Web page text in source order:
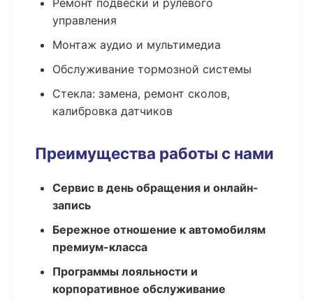
Ремонт подвески и рулевого
управления
Монтаж аудио и мультимедиа
Обслуживание тормозной системы
Стекла: замена, ремонт сколов,
калибровка датчиков
Преимущества работы с нами
Сервис в день обращения и онлайн-
запись
Бережное отношение к автомобилям
премиум-класса
Программы лояльности и
корпоративное обслуживание